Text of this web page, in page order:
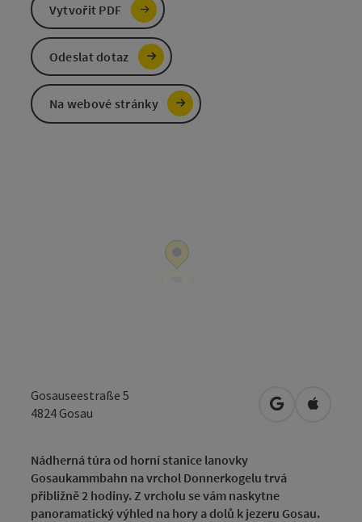
Gosauseestraße 5
4824 Gosau Otevřít vOtevřít
Nádherná túra od horní stanice lanovky
Gosaukammbahn na vrchol Donnerkogelu trvá
přibližně 2 hodiny. Z vrcholu se vám naskytne
panoramatický výhled na hory a dolů k jezeru Gosau.
Vytvořit PDF
Odeslat dotaz
Na webové stránky